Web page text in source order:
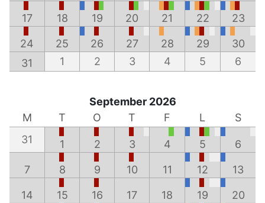
17 18 19 20 21 22 23
24 25 26 27 28 29
30
31
1 2 3 4 5 6
September 2026
M
T O T F L
S
31
1 2 3 4 5 6
7 8 9 10 11 12 13
14 15 16 17 18 19 20